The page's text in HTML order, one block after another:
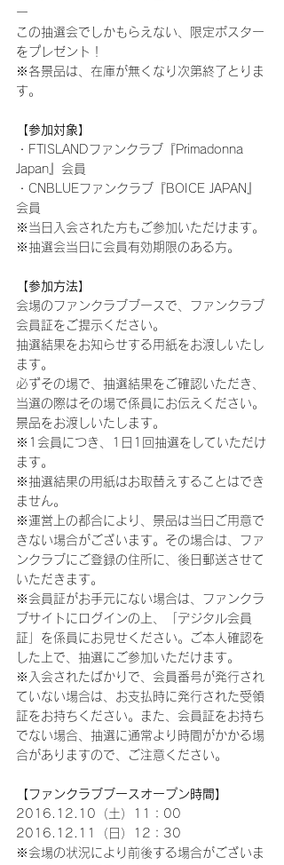
ー
この抽選会でしかもらえない、限定ポスター
をプレゼント！
※各景品は、在庫が無くなり次第終了とりま
す。
【参加対象】
・FTISLANDファンクラブ『Primadonna
Japan』会員
・CNBLUEファンクラブ『BOICE JAPAN』
会員
※当日入会された方もご参加いただけます。
※抽選会当日に会員有効期限のある方。
【参加方法】
会場のファンクラブブースで、ファンクラブ
会員証をご提示ください。
抽選結果をお知らせする用紙をお渡しいたし
ます。
必ずその場で、抽選結果をご確認いただき、
当選の際はその場で係員にお伝えください。
景品をお渡しいたします。
※1会員につき、1日1回抽選をしていただけ
ます。
※抽選結果の用紙はお取替えすることはでき
ません。
※運営上の都合により、景品は当日ご用意で
きない場合がございます。その場合は、ファ
ンクラブにご登録の住所に、後日郵送させて
いただきます。
※会員証がお手元にない場合は、ファンクラ
ブサイトにログインの上、「デジタル会員
証」を係員にお見せください。ご本人確認を
した上で、抽選にご参加いただけます。
※入会されたばかりで、会員番号が発行され
ていない場合は、お支払時に発行された受領
証をお持ちください。また、会員証をお持ち
でない場合、抽選に通常より時間がかかる場
合がありますので、ご注意ください。
【ファンクラブブースオープン時間】
2016.12.10（土）11：00
2016.12.11（日）12：30
※会場の状況により前後する場合がございま